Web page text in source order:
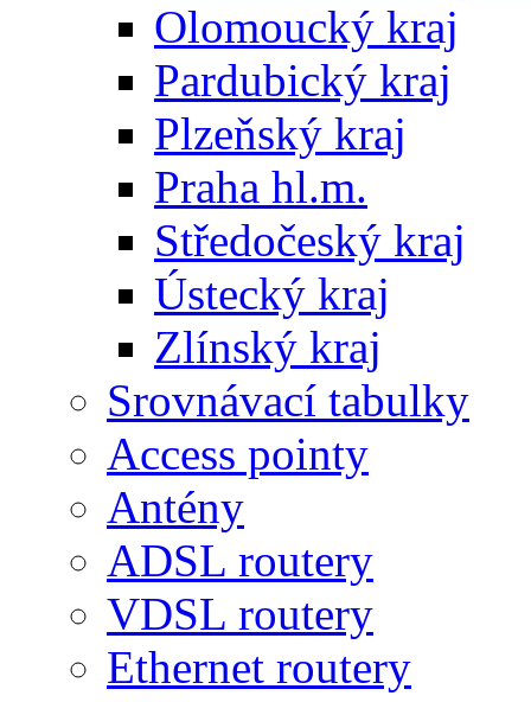
Olomoucký kraj
Pardubický kraj
Plzeňský kraj
Praha hl.m.
Středočeský kraj
Ústecký kraj
Zlínský kraj
Srovnávací tabulky
Access pointy
Antény
ADSL routery
VDSL routery
Ethernet routery